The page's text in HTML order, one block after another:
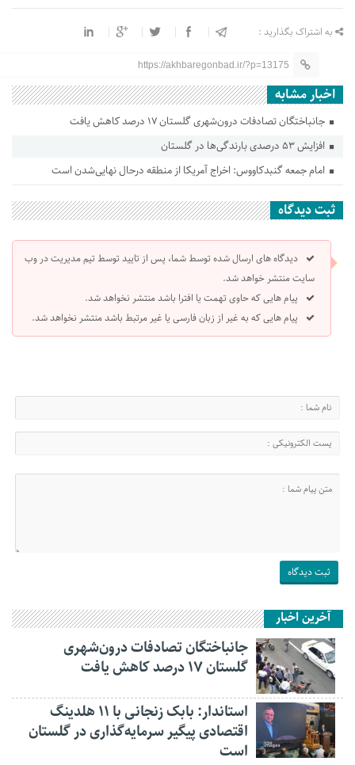
به اشتراک بگذارید :
https://akhbaregonbad.ir/?p=13175
اخبار مشابه
جانباختگان تصادفات درون‌شهری گلستان ۱۷ درصد کاهش یافت
افزایش ۵۳ درصدی بارندگی‌ها در گلستان
امام جمعه گنبدکاووس: اخراج آمریکا از منطقه درحال نهایی‌شدن است
ثبت دیدگاه
دیدگاه های ارسال شده توسط شما، پس از تایید توسط تیم مدیریت در وب
سایت منتشر خواهد شد.
پیام هایی که حاوی تهمت یا افترا باشد منتشر نخواهد شد.
پیام هایی که به غیر از زبان فارسی یا غیر مرتبط باشد منتشر نخواهد شد.
آخرین اخبار
جانباختگان تصادفات درون‌شهری
گلستان ۱۷ درصد کاهش یافت
استاندار: بابک زنجانی با ۱۱ هلدینگ
اقتصادی پیگیر سرمایه‌گذاری در گلستان
است